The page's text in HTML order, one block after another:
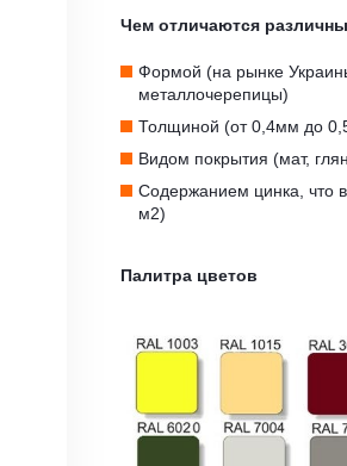
Чем отличаются
Формой (на рынке
металлочерепицы)
Толщиной (от 0,4мм до
Видом покрытия (мат,
Содержанием цинка, что
м2)
Палитра цветов